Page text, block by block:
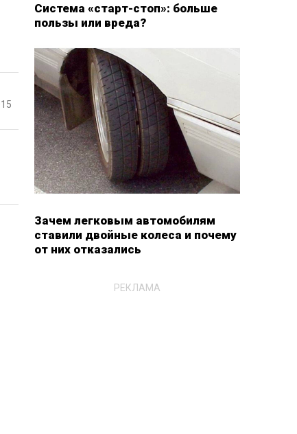
Система «старт-стоп»: больше
пользы или вреда?
Зачем легковым автомобилям
ставили двойные колеса и почему
от них отказались
РЕКЛАМА